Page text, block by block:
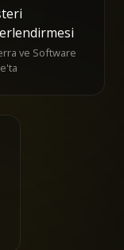
ve Software